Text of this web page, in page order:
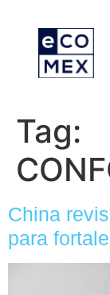
Tag:
China
para